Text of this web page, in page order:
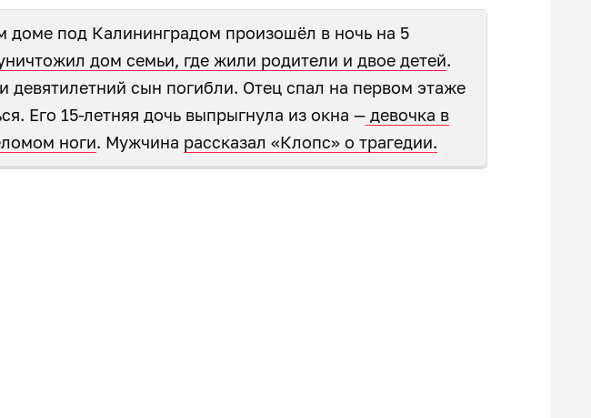
доме под Калининградом произошёл в ночь на 5
дом семьи, где жили родители и двое детей.
девятилетний сын погибли. Отец спал на первом этаже
Его 15-летняя дочь выпрыгнула из окна — девочка в
ноги. Мужчина рассказал «Клопс» о трагедии.